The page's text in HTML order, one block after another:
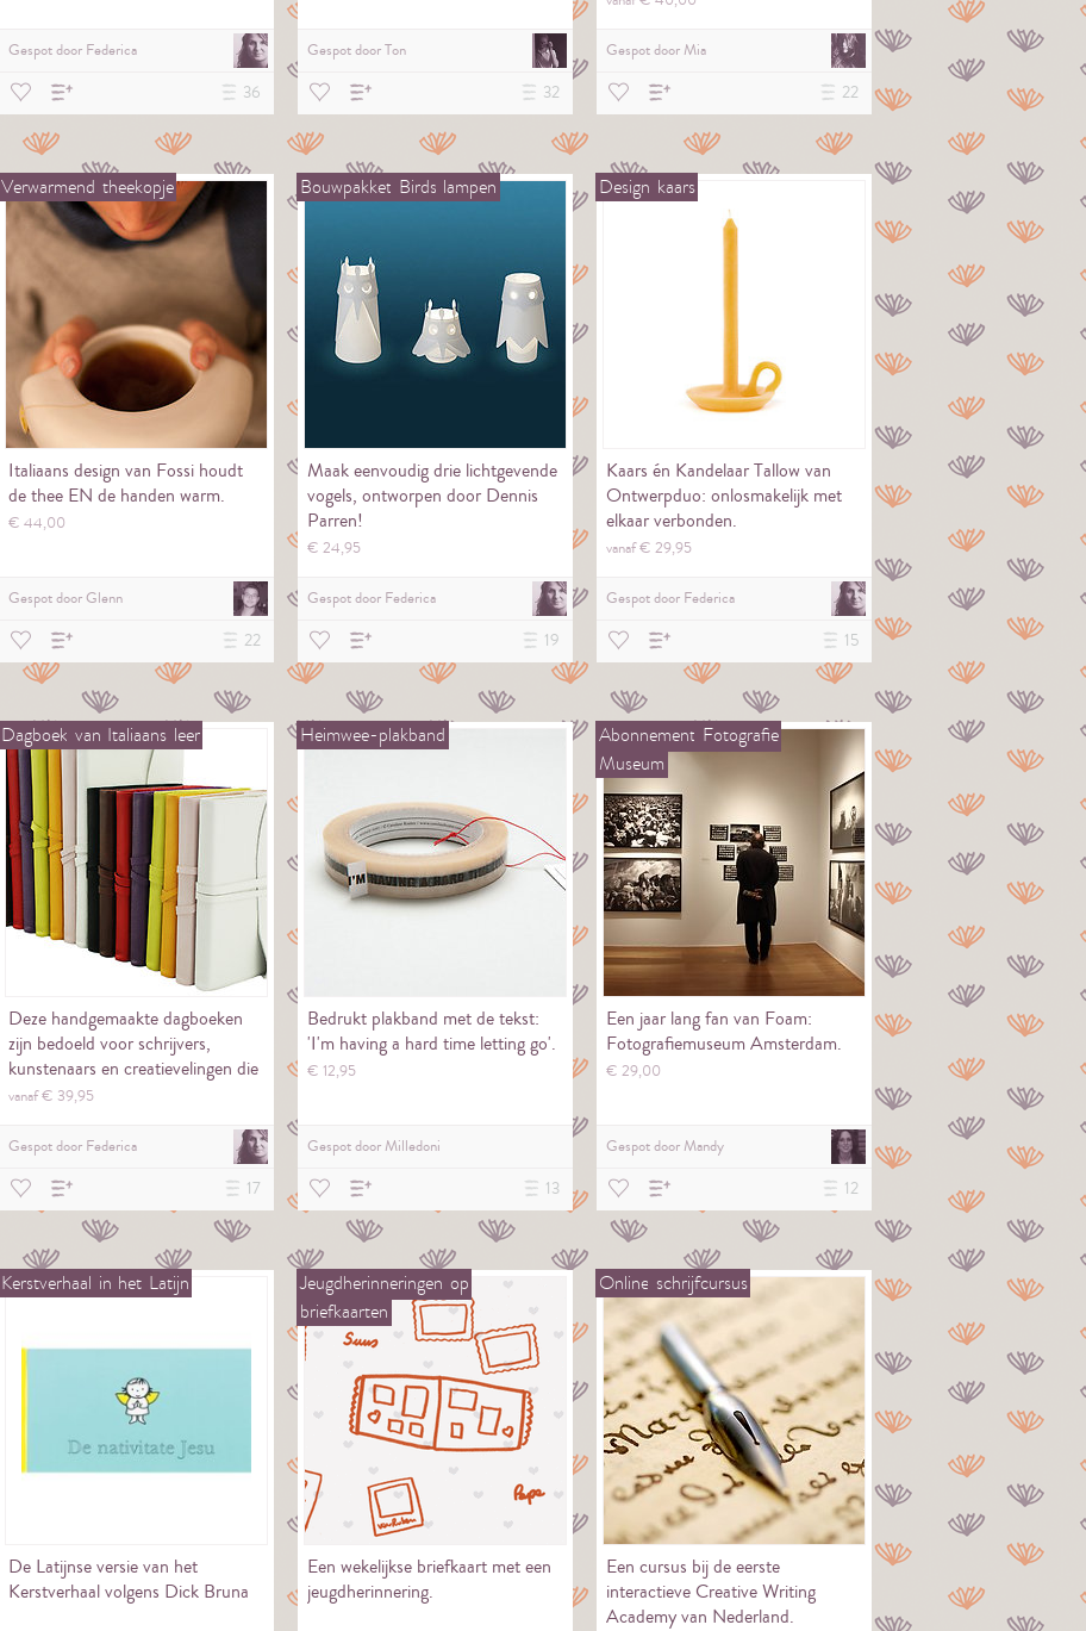
Gespot door Federica
36
Gespot doorTon
32
Gespot doorMia
22
Verwarmend theekopje
Italiaans design van Fossi houdt
de thee EN de handen warm.
€ 44,00
Gespot doorGlenn
22
Bouwpakket Birds lampen
Maak eenvoudig drie lichtgevende
vogels, ontworpen door Dennis
Parren!
€ 24,95
Gespot door Federica
19
Design kaars
Kaars én Kandelaar Tallow van
Ontwerpduo: onlosmakelijk met
elkaar verbonden.
vanaf € 29,95
Gespot door Federica
15
Dagboek van Italiaans leer
Deze handgemaakte dagboeken
zijn bedoeld voor schrijvers,
kunstenaars en creatievelingen die
hun…
vanaf € 39,95
Gespot door Federica
17
Heimwee-plakband
Bedrukt plakband met de tekst:
'I'm having a hard time letting go'.
€ 12,95
Gespot doorMilledoni
13
Abonnement Fotografie
Museum
Een jaar lang fan van Foam:
Fotografiemuseum Amsterdam.
€ 29,00
Gespot doorMandy
12
Kerstverhaal in het Latijn
De Latijnse versie van het
Kerstverhaal volgens Dick Bruna
Jeugdherinneringen op
briefkaarten
Een wekelijkse briefkaart met een
jeugdherinnering.
Online schrijfcursus
Een cursus bij de eerste
interactieve Creative Writing
Academy van Nederland.